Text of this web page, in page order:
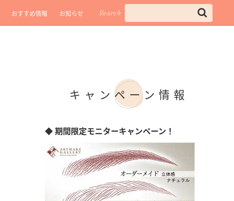
おすすめ情報 お知らせ Search
キャンペーン情報
◆ 期間限定モニターキャンペーン！